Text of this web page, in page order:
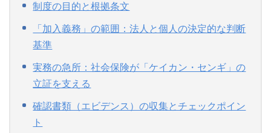
制度の目的と根拠条文
「加入義務」の範囲：法人と個人の決定的な判断
基準
実務の急所：社会保険が「ケイカン・センギ」の
立証を支える
確認書類（エビデンス）の収集とチェックポイン
ト